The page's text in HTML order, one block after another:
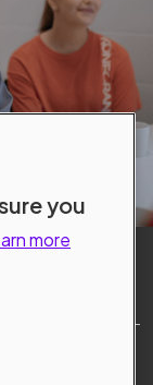
you
more